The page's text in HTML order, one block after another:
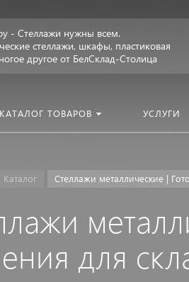
- Стеллажи нужны всем.
стеллажи, шкафы, пластиковая
другое от БелСклад-Столица
КАТАЛОГ ТОВАРОВ УСЛУГИ
Каталог Стеллажи металлические |
для